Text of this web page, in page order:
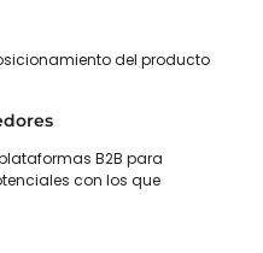
del producto
B2B para
con los que